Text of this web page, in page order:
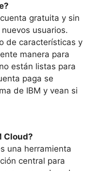
gratuita y sin
usuarios.
de características y
manera para
están listas para
paga se
de IBM y vean si
Cloud?
una herramienta
central para